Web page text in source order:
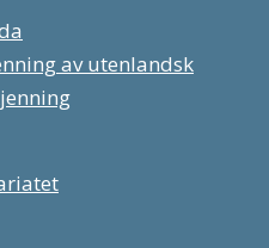
av utenlandsk